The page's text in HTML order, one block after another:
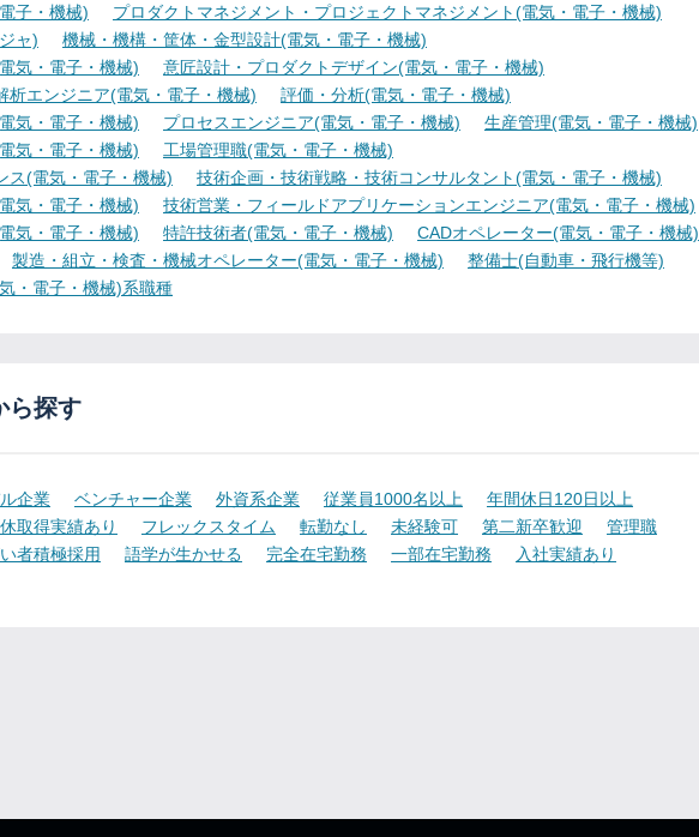
子・機械)
プロダクトマネジメント・プロジェクトマネジメント(電気・電子・機械)
ャ)
機械・機構・筐体・金型設計(電気・電子・機械)
気・電子・機械)
意匠設計・プロダクトデザイン(電気・電子・機械)
析エンジニア(電気・電子・機械)
評価・分析(電気・電子・機械)
気・電子・機械)
プロセスエンジニア(電気・電子・機械)
生産管理(電気・電子・機械)
気・電子・機械)
工場管理職(電気・電子・機械)
ス(電気・電子・機械)
技術企画・技術戦略・技術コンサルタント(電気・電子・機械)
気・電子・機械)
技術営業・フィールドアプリケーションエンジニア(電気・電子・機械)
気・電子・機械)
特許技術者(電気・電子・機械)
CADオペレーター(電気・電子・機械)
製造・組立・検査・機械オペレーター(電気・電子・機械)
整備士(自動車・飛行機等)
・電子・機械)系職種
ら探す
企業 ベンチャー企業 外資系企業 従業員1000名以上
年間休日120日以上
取得実績あり フレックスタイム 転勤なし 未経験可 第二新卒歓迎
管理職
者積極採用 語学が生かせる 完全在宅勤務 一部在宅勤務
入社実績あり